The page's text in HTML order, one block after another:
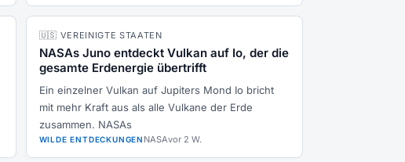
🇺🇸 VEREINIGTE STAATEN
NASAs Juno entdeckt Vulkan auf Io, der die
gesamte Erdenergie übertrifft
Ein einzelner Vulkan auf Jupiters Mond Io bricht
mit mehr Kraft aus als alle Vulkane der Erde
zusammen. NASAs
WILDE ENTDECKUNGEN NASAvor 2 W.